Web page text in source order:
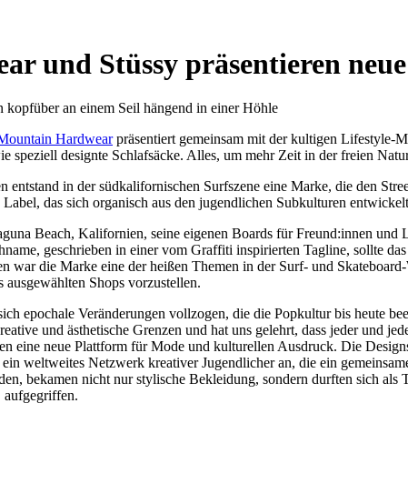
und Stüssy präsentieren
Hardwearpräsentiert gemeinsam mit der kultigen Lifestyle-
speziell designte Schlafsäcke. Alles, um mehr Zeit in der freien
entstand in der südkalifornischen Surfszene eine Marke, die den
das sich organisch aus den jugendlichen Subkulturen
Beach, Kalifornien, seine eigenen Boards für Freund:innen
geschrieben in einer vom Graffiti inspirierten Tagline, sollte
war die Marke eine der heißen Themen in der Surf- und
Shops vorzustellen.
epochale Veränderungen vollzogen, die die Popkultur bis heute
und ästhetische Grenzen und hat uns gelehrt, dass jeder und
eine neue Plattform für Mode und kulturellen Ausdruck. Die
weltweites Netzwerk kreativer Jugendlicher an, die ein
bekamen nicht nur stylische Bekleidung, sondern durften sich